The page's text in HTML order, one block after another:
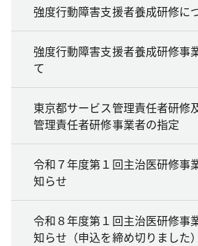
強度行動障害支援者養成研修に
強度行動障害支援者養成研修事
て
東京都サービス管理責任者研修
管理責任者研修事業者の指定
令和７年度第１回主治医研修事
知らせ
令和８年度第１回主治医研修事
知らせ（申込を締め切りました）